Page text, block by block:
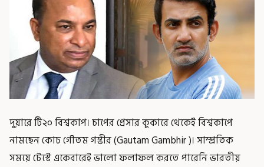
দুয়ারে টি২০ বিশ্বকাপ। চাপের প্রেসার কুকারে থেকেই বিশ্বকাপে
নামছেন কোচ গৌতম গম্ভীর (Gautam Gambhir )। সাম্প্রতিক
সময়ে টেস্টে একেবারেই ভালো ফলাফল করতে পারেনি ভারতীয়